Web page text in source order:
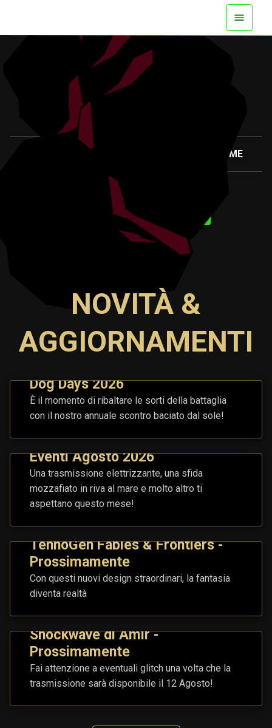
DISPONIBILE ORA SU TUTTE LE PIATTAFORME
GUARDA IL TRAILER
ULTERIORI INFORMAZIONI
NOVITÀ &
AGGIORNAMENTI
Dog Days 2026
È il momento di ribaltare le sorti della battaglia
con il nostro annuale scontro baciato dal sole!
Eventi Agosto 2026
Una trasmissione elettrizzante, una sfida
mozzafiato in riva al mare e molto altro ti
aspettano questo mese!
TennoGen Fables & Frontiers -
Prossimamente
Con questi nuovi design straordinari, la fantasia
diventa realtà
Shockwave di Amir -
Prossimamente
Fai attenzione a eventuali glitch una volta che la
trasmissione sarà disponibile il 12 Agosto!